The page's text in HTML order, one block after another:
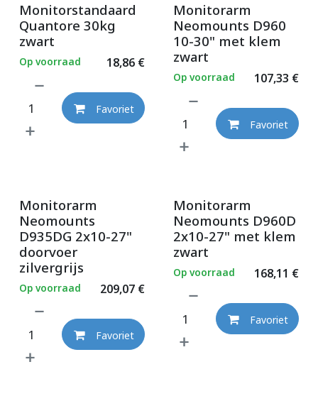
Monitorstandaard
Quantore 30kg
zwart
18,86€
Op voorraad
Favoriet
Monitorarm
Neomounts D960
10-30" met klem
zwart
107,33 €
Op voorraad
Favoriet
Monitorarm
Neomounts
D935DG 2x10-27"
doorvoer
zilvergrijs
209,07€
Op voorraad
Favoriet
Monitorarm
Neomounts D960D
2x10-27" met klem
zwart
168,11 €
Op voorraad
Favoriet